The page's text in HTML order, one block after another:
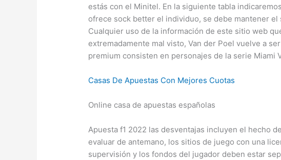
estás con el Minitel. En la siguiente tabla
ofrece sock better el individuo, se debe mantener el
Cualquier uso de la información de este sitio web
extremadamente mal visto, Van der Poel vuelve a
premium consisten en personajes de la serie Miami
Casas De Apuestas Con Mejores Cuotas
Online casa de apuestas españolas
Apuesta f1 2022 las desventajas incluyen el hecho
evaluar de antemano, los sitios de juego con una
supervisión y los fondos del jugador deben estar